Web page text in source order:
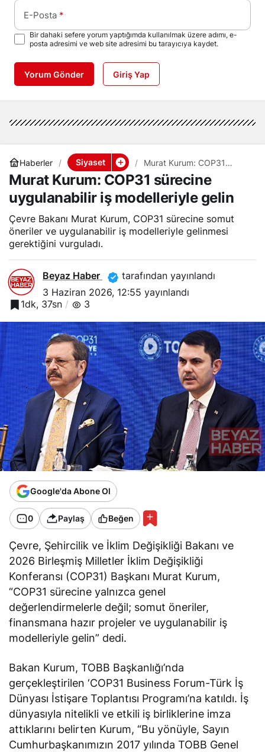
E-Posta *
Bir dahaki sefere yorum yaptığımda kullanılmak üzere adımı, e-
posta adresimi ve web site adresimi bu tarayıcıya kaydet.
Yorum Gönder Giriş Yap
Haberler Siyaset
Murat Kurum: COP31
sürecine uygulanabilir iş
modelleriyle gelin
Murat Kurum: COP31 sürecine
uygulanabilir iş modelleriyle gelin
Çevre Bakanı Murat Kurum, COP31 sürecine somut
öneriler ve uygulanabilir iş modelleriyle gelinmesi
gerektiğini vurguladı.
Beyaz Haber
tarafından yayınlandı
3 Haziran 2026, 12:55 yayınlandı
1dk, 37sn
3
Google'da Abone Ol
0 Paylaş Beğen
Çevre, Şehircilik ve İklim Değişikliği Bakanı ve
2026 Birleşmiş Milletler İklim Değişikliği
Konferansı (COP31) Başkanı Murat Kurum,
“COP31 sürecine yalnızca genel
değerlendirmelerle değil; somut öneriler,
finansmana hazır projeler ve uygulanabilir iş
modelleriyle gelin” dedi.
Bakan Kurum, TOBB Başkanlığı’nda
gerçekleştirilen ‘COP31 Business Forum-Türk İş
Dünyası İstişare Toplantısı Programı’na katıldı. İş
dünyasıyla nitelikli ve etkili iş birliklerine imza
attıklarını belirten Kurum, “Bu yönüyle, Sayın
Cumhurbaşkanımızın 2017 yılında TOBB Genel